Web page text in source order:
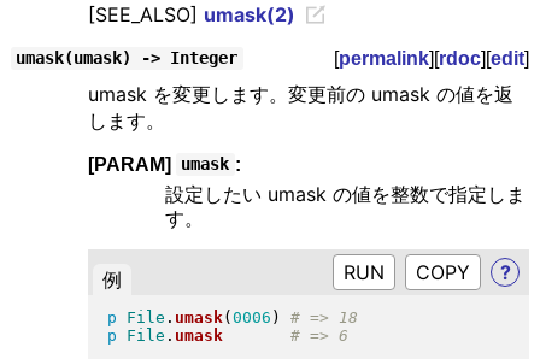
[SEE_ALSO] umask(2)
umask(umask) -> Integer [permalink][rdoc][edit]
umask を変更します。変更前の umask の値を返
します。
[PARAM] umask :
設定したい umask の値を整数で指定しま
す。
例 RUN ?
p File . umask( 0006 )
p
File . umask